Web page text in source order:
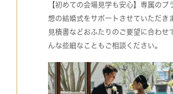
【初めての会場見学も安心】専属のプ
想の結婚式をサポートさせていただき
見積書などおふたりのご要望に合わせ
んな些細なこともご相談ください。